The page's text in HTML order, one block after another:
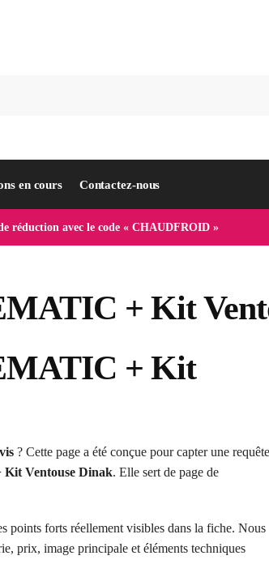
en cours Contactez-nous
réduction avec le code « CHAUDFROID »
+ Kit
+ Kit
? Cette page a été conçue pour capter une requête
Kit Ventouse Dinak. Elle sert de page de
points forts réellement visibles dans la fiche. Nous
prix, image principale et éléments techniques